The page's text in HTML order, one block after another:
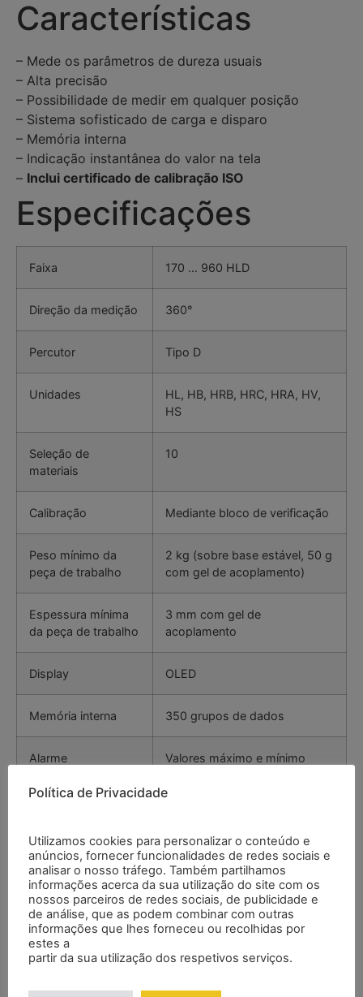
Características
– Mede os parâmetros de dureza usuais
– Alta precisão
– Possibilidade de medir em qualquer posição
– Sistema sofisticado de carga e disparo
– Memória interna
– Indicação instantânea do valor na tela
– Inclui certificado de calibração ISO
Especificações
Faixa 170 … 960 HLD
Direção da medição 360°
Percutor Tipo D
Unidades
HL, HB, HRB, HRC, HRA, HV,
HS
Seleção de
materiais
10
Calibração Mediante bloco de verificação
Peso mínimo da
peça de trabalho
2 kg (sobre base estável, 50 g
com gel de acoplamento)
Espessura mínima
da peça de trabalho
3 mm com gel de
acoplamento
Display OLED
Memória interna 350 grupos de dados
Alarme Valores máximo e mínimo
Desconexão
Sim
Interface USB
Condições
ambientais
0 … +50 °C
Dimensões 145,5 x 32 x 26 mm
Política de Privacidade
Utilizamos cookies para personalizar o conteúdo e
anúncios, fornecer funcionalidades de redes sociais e
analisar o nosso tráfego. Também partilhamos
informações acerca da sua utilização do site com os
nossos parceiros de redes sociais, de publicidade e
de análise, que as podem combinar com outras
informações que lhes forneceu ou recolhidas por
estes a
partir da sua utilização dos respetivos serviços.